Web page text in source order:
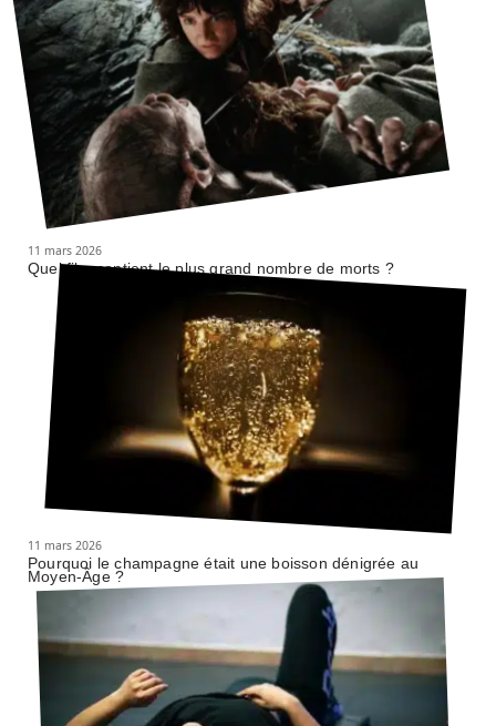
11 mars 2026
Quel film contient le plus grand nombre de morts ?
11 mars 2026
Pourquoi le champagne était une boisson dénigrée au
Moyen-Âge ?